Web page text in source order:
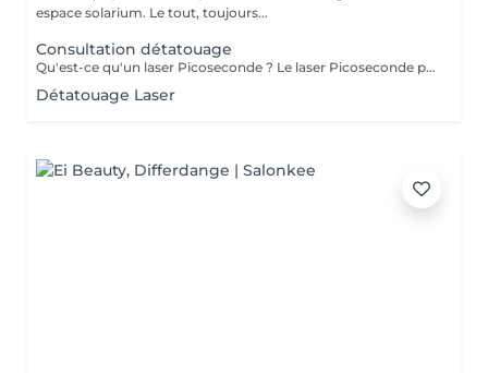
espace solarium. Le tout, toujours...
Consultation détatouage
Qu'est-ce qu'un laser Picoseconde ? Le laser Picoseconde permet de délivrer une impulsion lumineuse de l'ordre de 300 picoseconde. Cette brièveté d'impulsion induit une onde de choc capable de fragmenter les pigments du tatouage. Le détatouage était jusqu'à présent réalisé avec des lasers dits «Q Switched» avec une durée d'impulsion de l'ordre de la nanoseconde, beaucoup moins efficace. - Efficace sur les tatouages noirs et de couleurs - Traitement corps, visage et maquillage permanant. - Le détatouage par laser ne laisse pas de cicatrices après le traitement ; - Les séances sont espacées de 30 à 40 jours (au lieu de 2 mois ou plus avec un laser «Q Switched») ; Il est impossible de prédire avec précision le nombre de séances nécessaires. En effet, tout dépend des facteurs sur lesquels nous n'avons aucune information avant de commencer le traitement (qualité et profondeur de l'encre, présence ou non de métaux dans les pigments)
Détatouage Laser